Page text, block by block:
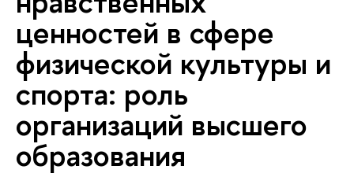
ценностей в сфере
физической культуры и
спорта: роль
организаций высшего
образования